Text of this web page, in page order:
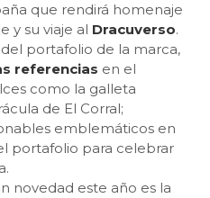
que rendirá homenaje
y su viaje al Dracuverso.
portafolio de la marca,
referencias en el
como la galleta
de El Corral;
emblemáticos en
portafolio para celebrar
novedad este año es la